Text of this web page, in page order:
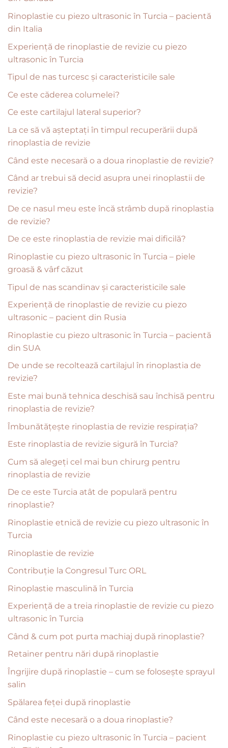
Rinoplastie cu piezo ultrasonic în Turcia – pacientă
din Italia
Experiență de rinoplastie de revizie cu piezo
ultrasonic în Turcia
Tipul de nas turcesc și caracteristicile sale
Ce este căderea columelei?
Ce este cartilajul lateral superior?
La ce să vă așteptați în timpul recuperării după
rinoplastia de revizie
Când este necesară o a doua rinoplastie de revizie?
Când ar trebui să decid asupra unei rinoplastii de
revizie?
De ce nasul meu este încă strâmb după rinoplastia
de revizie?
De ce este rinoplastia de revizie mai dificilă?
Rinoplastie cu piezo ultrasonic în Turcia – piele
groasă & vârf căzut
Tipul de nas scandinav și caracteristicile sale
Experiență de rinoplastie de revizie cu piezo
ultrasonic – pacient din Rusia
Rinoplastie cu piezo ultrasonic în Turcia – pacientă
din SUA
De unde se recoltează cartilajul în rinoplastia de
revizie?
Este mai bună tehnica deschisă sau închisă pentru
rinoplastia de revizie?
Îmbunătățește rinoplastia de revizie respirația?
Este rinoplastia de revizie sigură în Turcia?
Cum să alegeți cel mai bun chirurg pentru
rinoplastia de revizie
De ce este Turcia atât de populară pentru
rinoplastie?
Rinoplastie etnică de revizie cu piezo ultrasonic în
Turcia
Rinoplastie de revizie
Contribuție la Congresul Turc ORL
Rinoplastie masculină în Turcia
Experiență de a treia rinoplastie de revizie cu piezo
ultrasonic în Turcia
Când & cum pot purta machiaj după rinoplastie?
Retainer pentru nări după rinoplastie
Îngrijire după rinoplastie – cum se folosește sprayul
salin
Spălarea feței după rinoplastie
Când este necesară o a doua rinoplastie?
Rinoplastie cu piezo ultrasonic în Turcia – pacient